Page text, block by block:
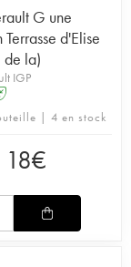
G une
d'Elise
de la)
IGP
| 4 en stock
18€